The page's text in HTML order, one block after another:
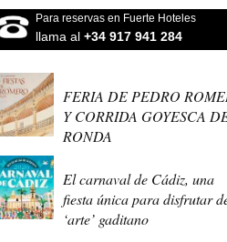
Para reservas en Fuerte Hoteles
llama al +34 917 941 284
FERIA DE PEDRO
Y CORRIDA GOYESCA
RONDA
El carnaval de Cádiz, una
fiesta única para disfrutar
‘arte’ gaditano